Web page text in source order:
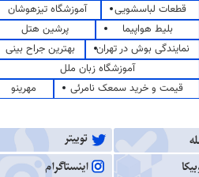
قطعات لباسشویی
آموزشگاه تیزهوشان
بلیط هواپیما
پرشین هتل
نمایندگی بوش در تهران
بهترین جراح بینی
آموزشگاه زبان ملل
قیمت و خرید سمعک نامرئی
مهرینو